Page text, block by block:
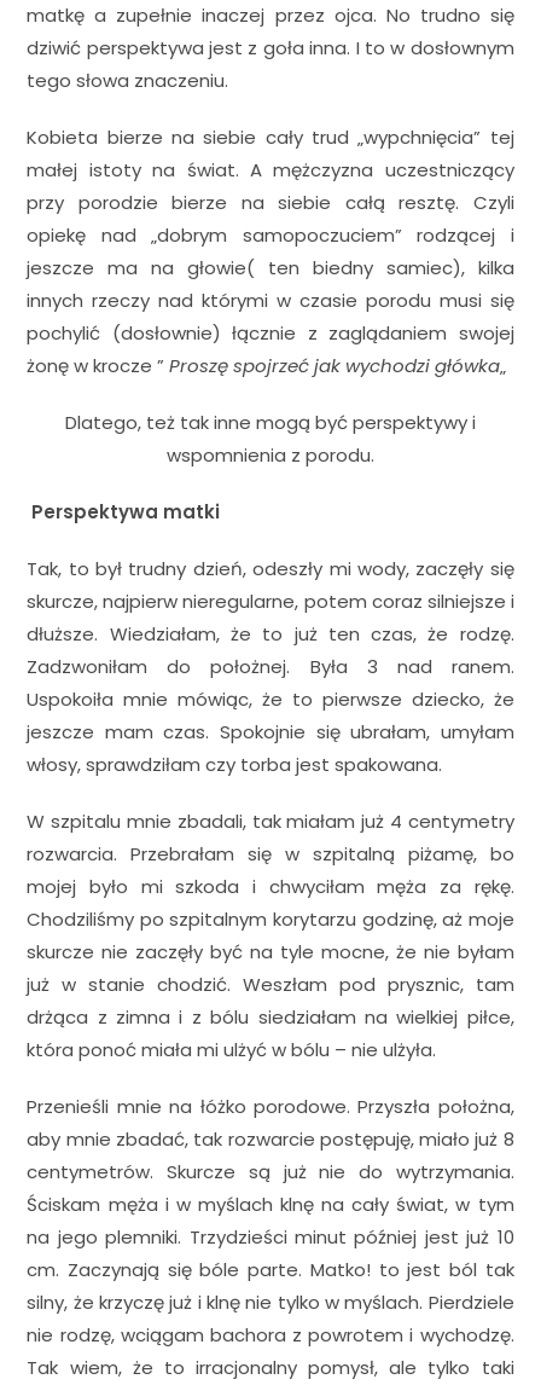
matkę a zupełnie inaczej przez ojca. No trudno się
dziwić perspektywa jest z goła inna. I to w dosłownym
tego słowa znaczeniu.
Kobieta bierze na siebie cały trud „wypchnięcia” tej
małej istoty na świat. A mężczyzna uczestniczący
przy porodzie bierze na siebie całą resztę. Czyli
opiekę nad „dobrym samopoczuciem” rodzącej i
jeszcze ma na głowie( ten biedny samiec), kilka
innych rzeczy nad którymi w czasie porodu musi się
pochylić (dosłownie) łącznie z zaglądaniem swojej
żonę w krocze ”Proszę spojrzeć jak wychodzi główka„
Dlatego, też tak inne mogą być perspektywy i
wspomnienia z porodu.
Perspektywa matki
Tak, to był trudny dzień, odeszły mi wody, zaczęły się
skurcze, najpierw nieregularne, potem coraz silniejsze i
dłuższe. Wiedziałam, że to już ten czas, że rodzę.
Zadzwoniłam do położnej. Była 3 nad ranem.
Uspokoiła mnie mówiąc, że to pierwsze dziecko, że
jeszcze mam czas. Spokojnie się ubrałam, umyłam
włosy, sprawdziłam czy torba jest spakowana.
W szpitalu mnie zbadali, tak miałam już 4 centymetry
rozwarcia. Przebrałam się w szpitalną piżamę, bo
mojej było mi szkoda i chwyciłam męża za rękę.
Chodziliśmy po szpitalnym korytarzu godzinę, aż moje
skurcze nie zaczęły być na tyle mocne, że nie byłam
już w stanie chodzić. Weszłam pod prysznic, tam
drżąca z zimna i z bólu siedziałam na wielkiej piłce,
która ponoć miała mi ulżyć w bólu – nie ulżyła.
Przenieśli mnie na łóżko porodowe. Przyszła położna,
aby mnie zbadać, tak rozwarcie postępuję, miało już 8
centymetrów. Skurcze są już nie do wytrzymania.
Ściskam męża i w myślach klnę na cały świat, w tym
na jego plemniki. Trzydzieści minut później jest już 10
cm. Zaczynają się bóle parte. Matko! to jest ból tak
silny, że krzyczę już i klnę nie tylko w myślach. Pierdziele
nie rodzę, wciągam bachora z powrotem i wychodzę.
Tak wiem, że to irracjonalny pomysł, ale tylko taki